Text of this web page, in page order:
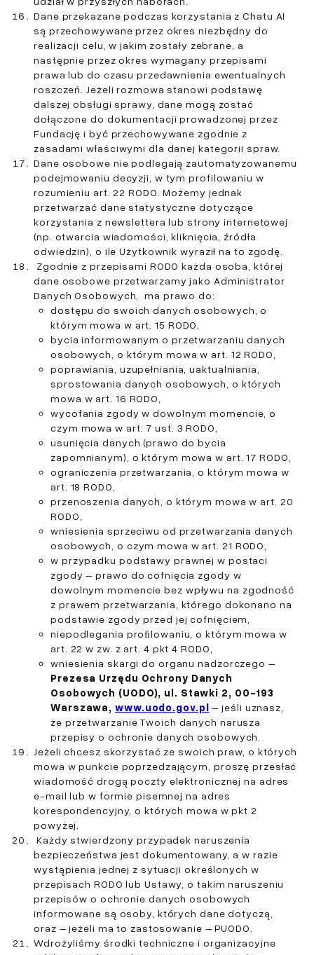
Dane przekazane podczas korzystania z Chatu AI
są przechowywane przez okres niezbędny do
realizacji celu, w jakim zostały zebrane, a
następnie przez okres wymagany przepisami
prawa lub do czasu przedawnienia ewentualnych
roszczeń. Jeżeli rozmowa stanowi podstawę
dalszej obsługi sprawy, dane mogą zostać
dołączone do dokumentacji prowadzonej przez
Fundację i być przechowywane zgodnie z
zasadami właściwymi dla danej kategorii spraw.
Dane osobowe nie podlegają zautomatyzowanemu
podejmowaniu decyzji, w tym profilowaniu w
rozumieniu art. 22 RODO. Możemy jednak
przetwarzać dane statystyczne dotyczące
korzystania z newslettera lub strony internetowej
(np. otwarcia wiadomości, kliknięcia, źródła
odwiedzin), o ile Użytkownik wyraził na to zgodę.
Zgodnie z przepisami RODO każda osoba, której
dane osobowe przetwarzamy jako Administrator
Danych Osobowych, ma prawo do:
dostępu do swoich danych osobowych, o
którym mowa w art. 15 RODO,
bycia informowanym o przetwarzaniu danych
osobowych, o którym mowa w art. 12 RODO,
poprawiania, uzupełniania, uaktualniania,
sprostowania danych osobowych, o których
mowa w art. 16 RODO,
wycofania zgody w dowolnym momencie, o
czym mowa w art. 7 ust. 3 RODO,
usunięcia danych (prawo do bycia
zapomnianym), o którym mowa w art. 17 RODO,
ograniczenia przetwarzania, o którym mowa w
art. 18 RODO,
przenoszenia danych, o którym mowa w art. 20
RODO,
wniesienia sprzeciwu od przetwarzania danych
osobowych, o czym mowa w art. 21 RODO,
w przypadku podstawy prawnej w postaci
zgody – prawo do cofnięcia zgody w
dowolnym momencie bez wpływu na zgodność
z prawem przetwarzania, którego dokonano na
podstawie zgody przed jej cofnięciem,
niepodlegania proﬁlowaniu, o którym mowa w
art. 22 w zw. z art. 4 pkt 4 RODO,
wniesienia skargi do organu nadzorczego –
Prezesa Urzędu Ochrony Danych
Osobowych (UODO), ul. Stawki 2, 00-193
Warszawa,www.uodo.gov.pl – jeśli uznasz,
że przetwarzanie Twoich danych narusza
przepisy o ochronie danych osobowych.
Jeżeli chcesz skorzystać ze swoich praw, o których
mowa w punkcie poprzedzającym, proszę przesłać
wiadomość drogą poczty elektronicznej na adres
e-mail lub w formie pisemnej na adres
korespondencyjny, o których mowa w pkt 2
powyżej.
Każdy stwierdzony przypadek naruszenia
bezpieczeństwa jest dokumentowany, a w razie
wystąpienia jednej z sytuacji określonych w
przepisach RODO lub Ustawy, o takim naruszeniu
przepisów o ochronie danych osobowych
informowane są osoby, których dane dotyczą,
oraz – jeżeli ma to zastosowanie – PUODO.
Wdrożyliśmy środki techniczne i organizacyjne